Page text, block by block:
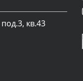
кв.43